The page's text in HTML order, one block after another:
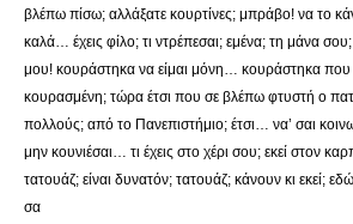
βλέπω πίσω; αλλάξατε κουρτίνες; μπράβο! να το
καλά… έχεις φίλο; τι ντρέπεσαι; εμένα; τη μάνα
μου! κουράστηκα να είμαι μόνη… κουράστηκα
κουρασμένη; τώρα έτσι που σε βλέπω φτυστή ο
πολλούς; από το Πανεπιστήμιο; έτσι… να’ σαι
μην κουνιέσαι… τι έχεις στο χέρι σου; εκεί στον
τατουάζ; είναι δυνατόν; τατουάζ; κάνουν κι εκεί;
σα